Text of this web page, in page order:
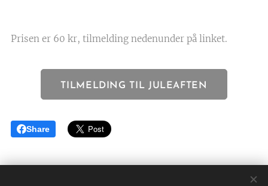
Prisen er 60 kr, tilmelding nedenunder på linket.
TILMELDING TIL JULEAFTEN
Share